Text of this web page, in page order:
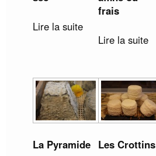
Lire la suite
frais
Lire la suite
La Pyramide Les Crottins